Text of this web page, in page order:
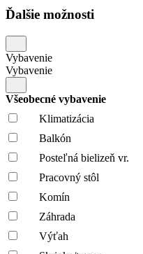
Ďalšie možnosti
Vybavenie
Vybavenie
Všeobecné vybavenie
Klimatizácia
Balkón
Posteľná bielizeň vr.
Pracovný stôl
Komín
Záhrada
Výťah